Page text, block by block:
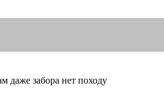
даже забора нет походу